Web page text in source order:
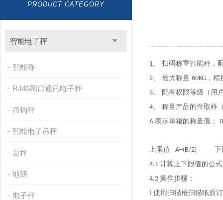
PRODUCT CATEGORY
智能电子秤
智能称
RJ45网口通讯电子秤
吊钩秤
智能电子吊秤
台秤
地磅
电子秤
1、 扫码称重智能秤 ，
2、 最大称量 60KG ， 精
3、 配有权限等级（用
4、 称量产品的件取样
A 表示单箱的称量值；
上限值= A+(B/2) 下
4.1 计算上下限值的公
4.2 操作步骤：
l 使用扫描枪扫描纸质